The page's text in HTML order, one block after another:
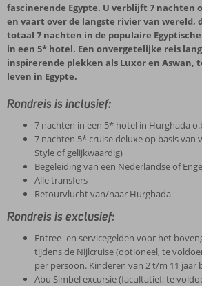
fascinerende Egypte. U verblijft 7 nachten
en vaart over de langste rivier van wereld,
totaal 7 nachten in de populaire
in een 5* hotel. Een onvergetelijke reis
inspirerende plekken als Luxor en Aswan,
leven in Egypte.
Rondreis is inclusief:
7 nachten in een 5* hotel in Hurghada
7 nachten 5* cruise deluxe op basis van
Style of gelijkwaardig)
Begeleiding van een Nederlandse of
Alle transfers
Retourvlucht van/naar Hurghada
Rondreis is exclusief:
Entree- en servicegelden voor het
tijdens de Nijlcruise (optioneel, te
per persoon. Kinderen van 2 t/m 11 jaar
Abu Simbel excursie (facultatief; te